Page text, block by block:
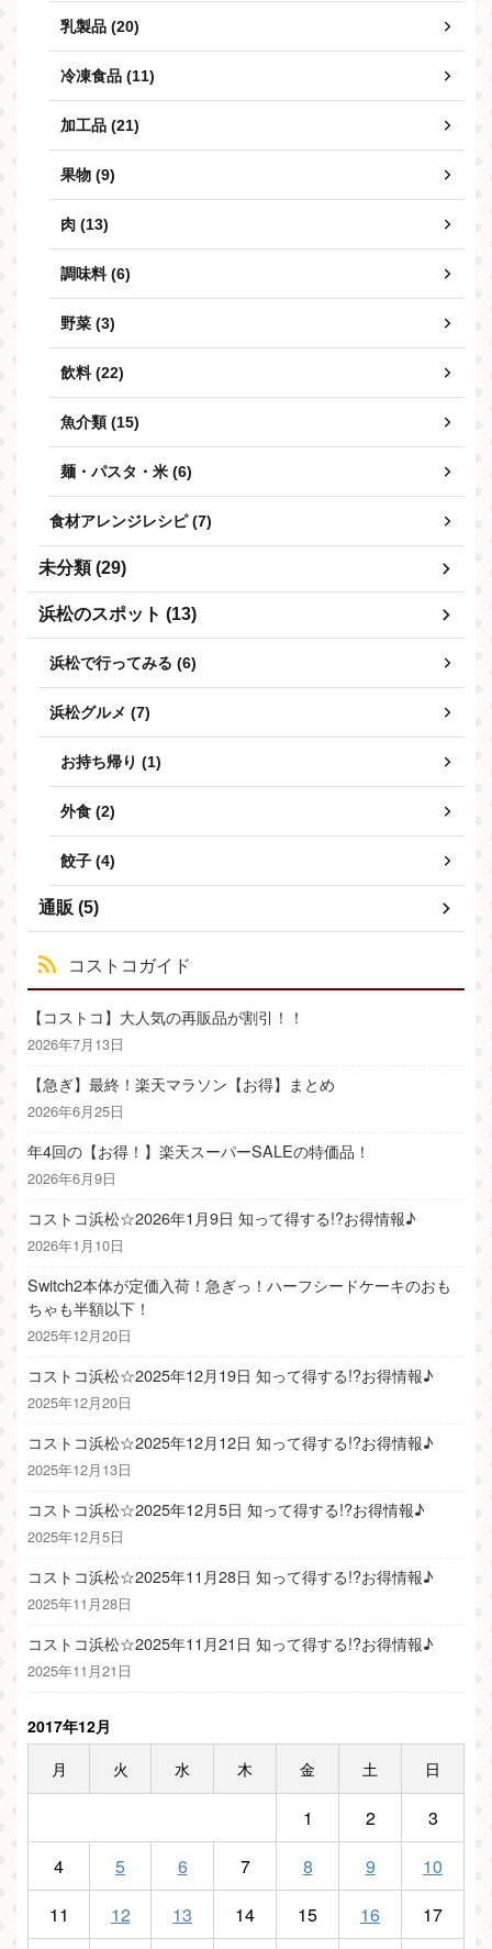
乳製品 (20)
冷凍食品 (11)
加工品 (21)
果物 (9)
肉 (13)
調味料 (6)
野菜 (3)
飲料 (22)
魚介類 (15)
麺・パスタ・米 (6)
食材アレンジレシピ (7)
未分類 (29)
浜松のスポット (13)
浜松で行ってみる (6)
浜松グルメ (7)
お持ち帰り (1)
外食 (2)
餃子 (4)
通販 (5)
コストコガイド
【コストコ】大人気の再販品が割引！！
2026年7月13日
【急ぎ】最終！楽天マラソン【お得】まとめ
2026年6月25日
年4回の【お得！】楽天スーパーSALEの特価品！
2026年6月9日
コストコ浜松☆2026年1月9日 知って得する!?お得情報♪
2026年1月10日
Switch2本体が定価入荷！急ぎっ！ハーフシードケーキのおも
ちゃも半額以下！
2025年12月20日
コストコ浜松☆2025年12月19日 知って得する!?お得情報♪
2025年12月20日
コストコ浜松☆2025年12月12日 知って得する!?お得情報♪
2025年12月13日
コストコ浜松☆2025年12月5日 知って得する!?お得情報♪
2025年12月5日
コストコ浜松☆2025年11月28日 知って得する!?お得情報♪
2025年11月28日
コストコ浜松☆2025年11月21日 知って得する!?お得情報♪
2025年11月21日
2017年12月
月
火 水 木 金 土 日
1 2
3
4
5 6 7 8 9
10
11
12 13 14 15 16
17